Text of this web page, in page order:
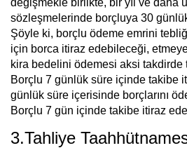
değişmekle birlikte, bir yıl ve daha
sözleşmelerinde borçluya 30
Şöyle ki, borçlu ödeme emrini
için borca itiraz edebileceği,
kira bedelini ödemesi aksi takdirde
Borçlu 7 günlük süre içinde takibe
günlük süre içerisinde borçlarını
Borçlu 7 gün içinde takibe itiraz
3.Tahliye